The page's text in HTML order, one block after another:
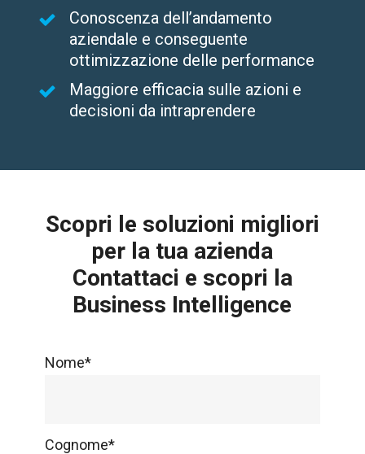
Conoscenza dell’andamento
aziendale e conseguente
ottimizzazione delle performance
Maggiore efficacia sulle azioni e
decisioni da intraprendere
Scopri le soluzioni migliori
per la tua azienda
Contattaci e scopri la
Business Intelligence
Nome*
Cognome*